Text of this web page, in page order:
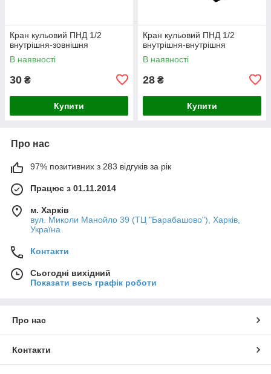
Кран кульовий ПНД 1/2
внутрішня-зовнішня
В наявності
30 ₴
Купити
Кран кульовий ПНД 1/2
внутрішня-внутрішня
В наявності
28 ₴
Купити
Про нас
97% позитивних з 283 відгуків за рік
Працює з 01.11.2014
м. Харків
вул. Миколи Манойло 39 (ТЦ "Барабашово"), Харків,
Україна
Контакти
Сьогодні вихідний
Показати весь графік роботи
Про нас
Контакти